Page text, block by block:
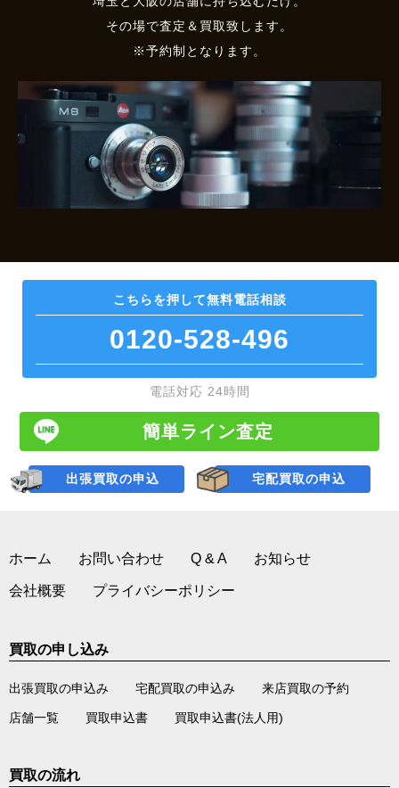
その場で査定＆買取致します。
※予約制となります。
こちらを押して無料電話相談
0120-528-496
電話対応 24時間
出張買取の申込 宅配買取の申込
簡単ライン査定
ホーム お問い合わせ Q & A お知らせ
会社概要 プライバシーポリシー
買取の申し込み
出張買取の申込み 宅配買取の申込み 来店買取の予約
店舗一覧 買取申込書 買取申込書(法人用)
買取の流れ